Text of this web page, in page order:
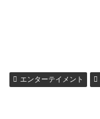
エンターテイメント